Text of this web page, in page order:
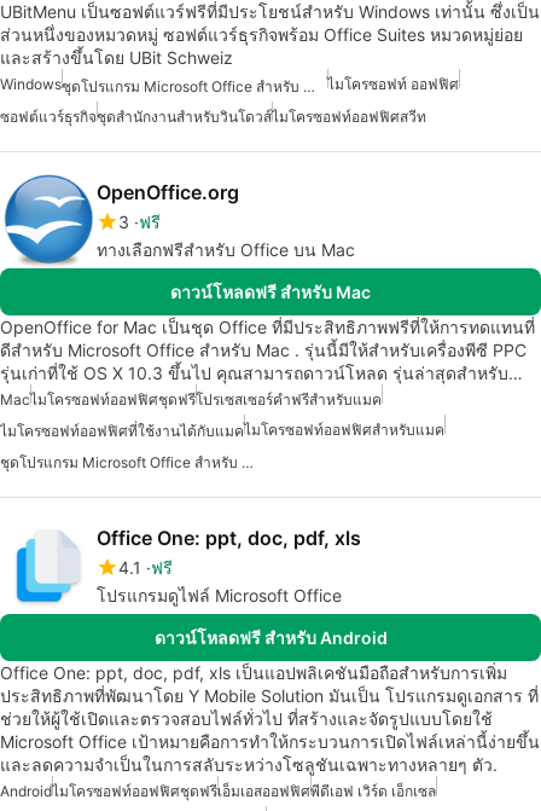
UBitMenu เป็นซอฟต์แวร์ฟรีที่มีประโยชน์สำหรับ Windows เท่านั้น ซึ่งเป็น
ส่วนหนึ่งของหมวดหมู่ ซอฟต์แวร์ธุรกิจพร้อม Office Suites หมวดหมู่ย่อย
และสร้างขึ้นโดย UBit Schweiz
Windows ชุดโปรแกรม Microsoft Office สำหรับ Windows
ไมโครซอฟท์ ออฟฟิศ
ซอฟต์แวร์ธุรกิจชุดสำนักงานสำหรับวินโดวส์ไมโครซอฟท์ออฟฟิศสวีท
OpenOffice.org
3 ฟรี
ทางเลือกฟรีสำหรับ Office บน Mac
ดาวน์โหลดฟรี สำหรับ Mac
OpenOffice for Mac เป็นชุด Office ที่มีประสิทธิภาพฟรีที่ให้การทดแทนที่
ดีสำหรับ Microsoft Office สำหรับ Mac . รุ่นนี้มีให้สำหรับเครื่องพีซี PPC
รุ่นเก่าที่ใช้ OS X 10.3 ขึ้นไป คุณสามารถดาวน์โหลด รุ่นล่าสุดสำหรับ…
Macไมโครซอฟท์ออฟฟิศชุดฟรีโปรเซสเซอร์คำฟรีสำหรับแมค
ไมโครซอฟท์ออฟฟิศที่ใช้งานได้กับแมคไมโครซอฟท์ออฟฟิศสำหรับแมค
ชุดโปรแกรม Microsoft Office สำหรับ Mac
Office One: ppt, doc, pdf, xls
4.1
ฟรี
โปรแกรมดูไฟล์ Microsoft Office
ดาวน์โหลดฟรี สำหรับ Android
Office One: ppt, doc, pdf, xls เป็นแอปพลิเคชันมือถือสำหรับการเพิ่ม
ประสิทธิภาพที่พัฒนาโดย Y Mobile Solution มันเป็น โปรแกรมดูเอกสาร ที่
ช่วยให้ผู้ใช้เปิดและตรวจสอบไฟล์ทั่วไป ที่สร้างและจัดรูปแบบโดยใช้
Microsoft Office เป้าหมายคือการทำให้กระบวนการเปิดไฟล์เหล่านี้ง่ายขึ้น
และลดความจำเป็นในการสลับระหว่างโซลูชันเฉพาะทางหลายๆ ตัว.
Androidไมโครซอฟท์ออฟฟิศชุดฟรีเอ็มเอสออฟฟิศพีดีเอฟ เวิร์ด เอ็กเซล